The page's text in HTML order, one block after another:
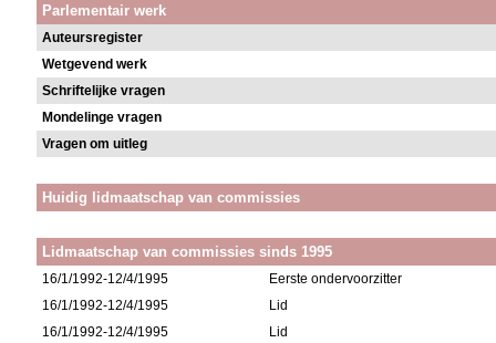
Parlementair werk
Auteursregister
Wetgevend werk
Schriftelijke vragen
Mondelinge vragen
Vragen om uitleg
Huidig lidmaatschap van commissies
Lidmaatschap van commissies sinds 1995
16/1/1992-12/4/1995
Eerste ondervoorzitter
16/1/1992-12/4/1995
Lid
16/1/1992-12/4/1995
Lid